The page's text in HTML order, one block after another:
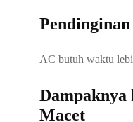
AC butuh waktu
Dampaknya
Macet